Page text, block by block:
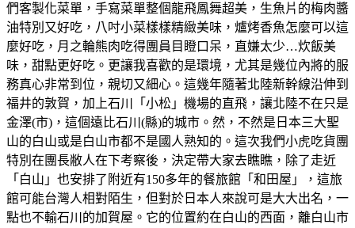
們客製化菜單，手寫菜單整個龍飛鳳舞超美，生魚片的梅肉醬
油特別又好吃，八吋小菜樣樣精緻美味，爐烤香魚怎麼可以這
麼好吃，月之輪熊肉吃得團員目瞪口呆，直嫌太少…炊飯美
味，甜點更好吃。更讓我喜歡的是環境，尤其是幾位內將的服
務真心非常到位，親切又細心。這幾年隨著北陸新幹線沿伸到
福井的敦賀，加上石川「小松」機場的直飛，讓北陸不在只是
金澤(市)，這個遠比石川(縣)的城市。然，不然是日本三大聖
山的白山或是白山市都不是國人熟知的。這次我們小虎吃貨團
特別在團長敝人在下考察後，決定帶大家去瞧瞧，除了走近
「白山」也安排了附近有150多年的餐旅館「和田屋」，這旅
館可能台灣人相對陌生，但對於日本人來說可是大大出名，一
點也不輸石川的加賀屋。它的位置約在白山的西面，離白山市